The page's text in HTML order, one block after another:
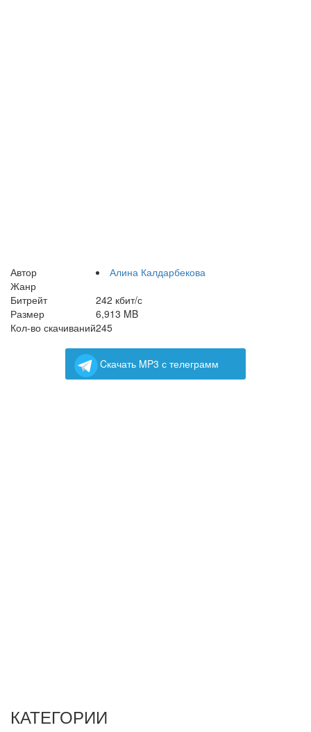
Автор
Алина Калдарбекова
Жанр
Битрейт
242 кбит/с
Размер
6,913 MB
Кол-во скачиваний245
Cкачать MP3 с телеграмм
КАТЕГОРИИ